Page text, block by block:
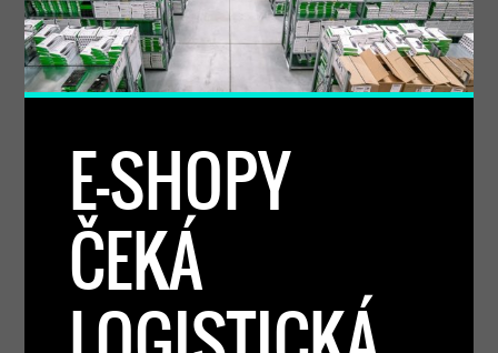
E-SHOPY
ČEKÁ